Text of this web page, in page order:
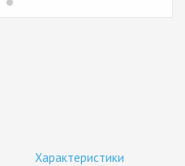
Характеристики